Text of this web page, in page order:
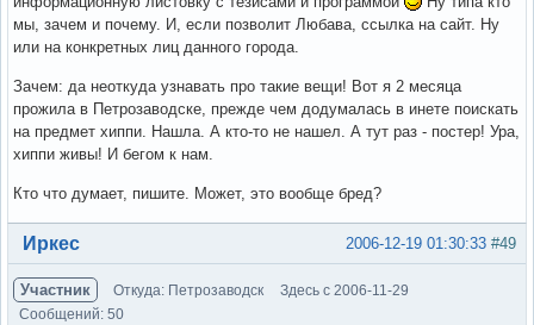
мы, зачем и почему. И, если позволит Любава, ссылка на сайт. Ну
или на конкретных лиц данного города.
Зачем: да неоткуда узнавать про такие вещи! Вот я 2 месяца
прожила в Петрозаводске, прежде чем додумалась в инете поискать
на предмет хиппи. Нашла. А кто-то не нашел. А тут раз - постер! Ура,
хиппи живы! И бегом к нам.
Кто что думает, пишите. Может, это вообще бред?
Вне форума #49
2006-12-19 01:30:33
Иркес
Участник Откуда: Петрозаводск
Здесь с 2006-11-29
Сообщений: 50